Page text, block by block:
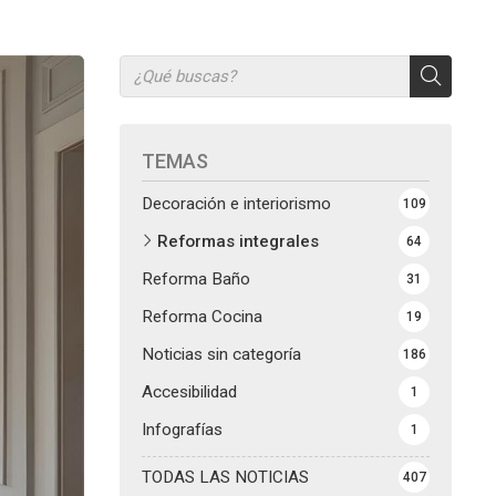
TEMAS
TODAS LAS NOTICIAS 407
Decoración e interiorismo 109
Reformas integrales 64
Reforma Baño 31
Reforma Cocina 19
Noticias sin categoría 186
Accesibilidad 1
Infografías 1